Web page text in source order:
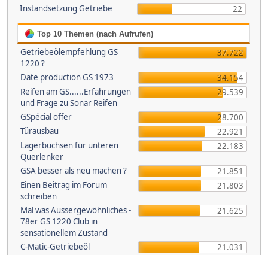
Instandsetzung Getriebe 22
Top 10 Themen (nach Aufrufen)
Getriebeölempfehlung GS
1220 ?
37.722
Date production GS 1973
34.154
Reifen am GS......Erfahrungen
und Frage zu Sonar Reifen
29.539
GSpécial offer
28.700
Türausbau
22.921
Lagerbuchsen für unteren
Querlenker
22.183
GSA besser als neu machen ?
21.851
Einen Beitrag im Forum
schreiben
21.803
Mal was Aussergewöhnliches -
78er GS 1220 Club in
sensationellem Zustand
21.625
C-Matic-Getriebeöl 21.031